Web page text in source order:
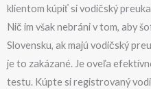
klientom kúpiť si vodičský
Nič im však nebráni v tom, aby
Slovensku, ak majú vodičský
je to zakázané. Je oveľa
testu. Kúpte si registrovaný